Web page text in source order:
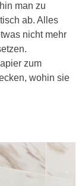
man zu
ab. Alles
nicht mehr
zum
wohin sie